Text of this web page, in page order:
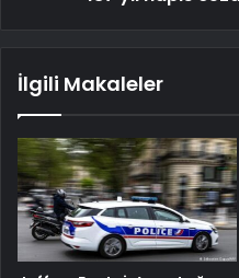
İlgili Makaleler